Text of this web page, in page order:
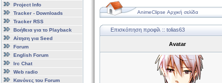
Project Info
Tracker - Downloads
Tracker RSS
Βοήθεια για το Playback
Αίτηση για Seed
Forum
English Forum
Irc Chat
Web radio
Κανόνες του Forum
AnimeClipse Αρχική σελίδα
Επισκόπηση προφίλ :: tolias63
Avatar